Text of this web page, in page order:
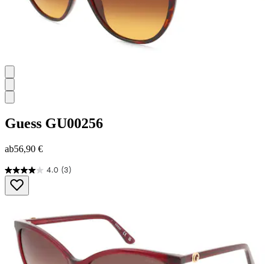
Guess GU00256
ab56,90 €
4.0 (3)
4.0
von
5
Bewertungen